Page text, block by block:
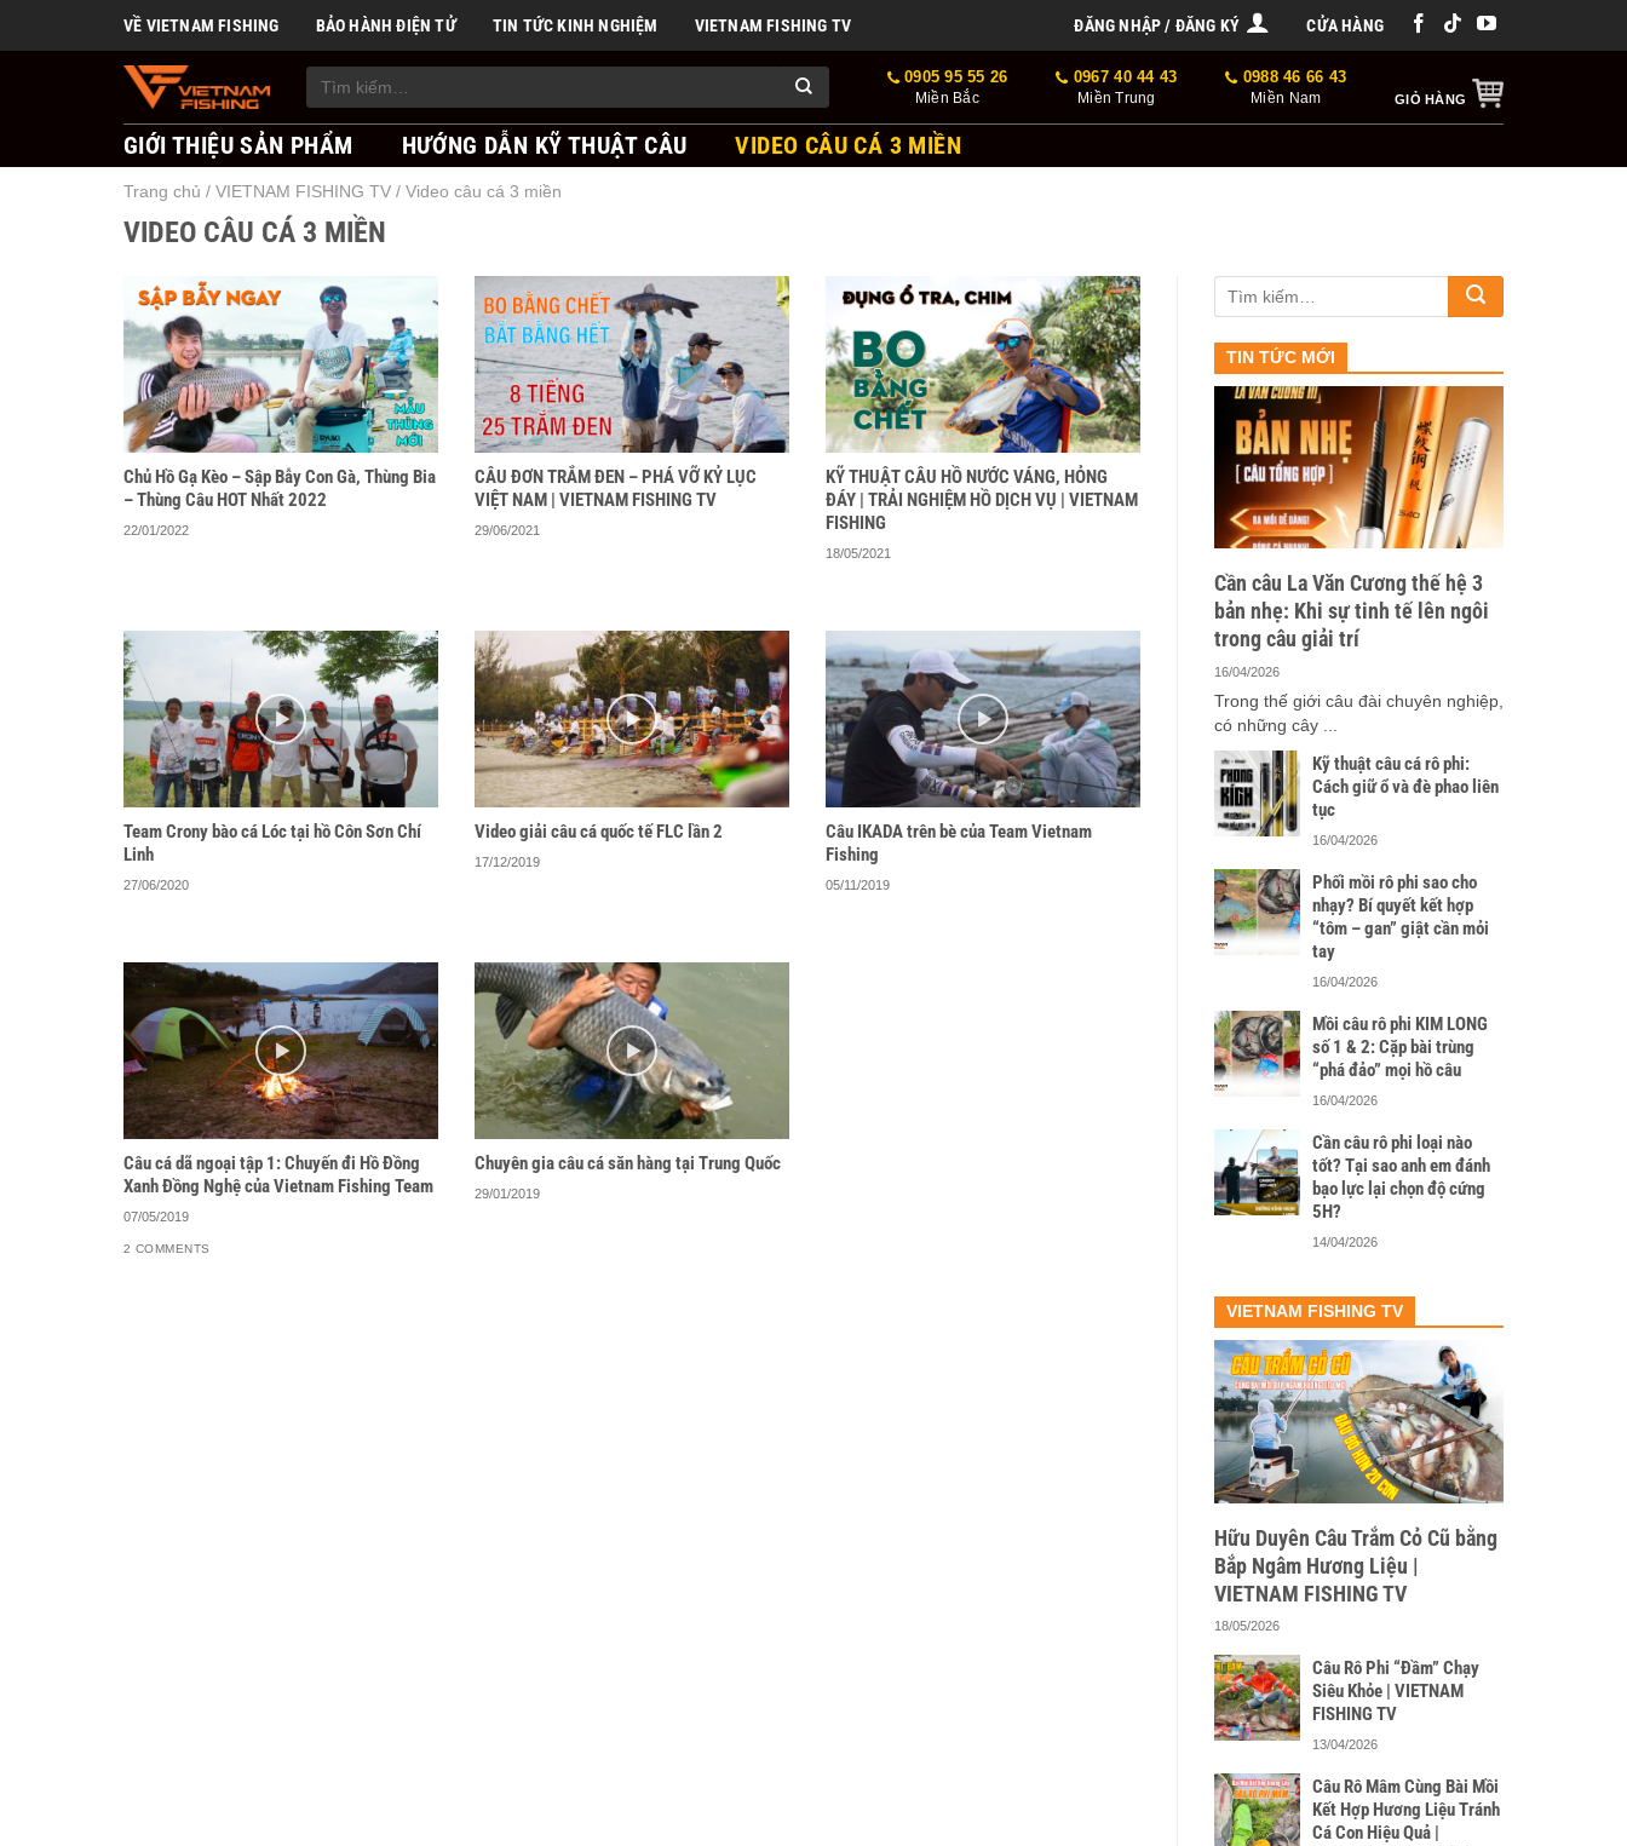
VỀ VIETNAM FISHING BẢO HÀNH ĐIỆN TỬ TIN TỨC KINH NGHIỆM VIETNAM FISHING TV ĐĂNG NHẬP / ĐĂNG KÝ CỬA HÀNG
Tìm
kiếm:
0905 95 55 26
Miền Bắc
0967 40 44 43
Miền Trung
0988 46 66 43
Miền Nam GIỎ HÀNG
GIỚI THIỆU SẢN PHẨM HƯỚNG DẪN KỸ THUẬT CÂU VIDEO CÂU CÁ 3 MIỀN
Trang chủ / VIETNAM FISHING TV / Video câu cá 3 miền
VIDEO CÂU CÁ 3 MIỀN
Chủ Hồ Gạ Kèo – Sập Bẫy Con Gà, Thùng Bia
– Thùng Câu HOT Nhất 2022
22/01/2022
CÂU ĐƠN TRẮM ĐEN – PHÁ VỠ KỶ LỤC
VIỆT NAM | VIETNAM FISHING TV
29/06/2021
KỸ THUẬT CÂU HỒ NƯỚC VÁNG, HỎNG
ĐÁY | TRẢI NGHIỆM HỒ DỊCH VỤ | VIETNAM
FISHING
18/05/2021
Team Crony bào cá Lóc tại hồ Côn Sơn Chí
Linh
27/06/2020
Video giải câu cá quốc tế FLC lần 2
17/12/2019
Câu IKADA trên bè của Team Vietnam
Fishing
05/11/2019
Câu cá dã ngoại tập 1: Chuyến đi Hồ Đồng
Xanh Đồng Nghệ của Vietnam Fishing Team
07/05/2019
2 COMMENTS
Chuyên gia câu cá săn hàng tại Trung Quốc
29/01/2019
TIN TỨC MỚI
Cần câu La Văn Cương thế hệ 3
bản nhẹ: Khi sự tinh tế lên ngôi
trong câu giải trí
16/04/2026
Trong thế giới câu đài chuyên nghiệp,
có những cây ...
Kỹ thuật câu cá rô phi:
Cách giữ ổ và đè phao liên
tục
16/04/2026
Phối mồi rô phi sao cho
nhạy? Bí quyết kết hợp
“tôm – gan” giật cần mỏi
tay
16/04/2026
Mồi câu rô phi KIM LONG
số 1 & 2: Cặp bài trùng
“phá đảo” mọi hồ câu
16/04/2026
Cần câu rô phi loại nào
tốt? Tại sao anh em đánh
bạo lực lại chọn độ cứng
5H?
14/04/2026
VIETNAM FISHING TV
Hữu Duyên Câu Trắm Cỏ Cũ bằng
Bắp Ngâm Hương Liệu |
VIETNAM FISHING TV
18/05/2026
Câu Rô Phi “Đầm” Chạy
Siêu Khỏe | VIETNAM
FISHING TV
13/04/2026
Câu Rô Mâm Cùng Bài Mồi
Kết Hợp Hương Liệu Tránh
Cá Con Hiệu Quả |